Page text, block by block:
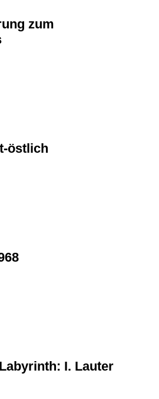
zum
östlich
I. Lauter